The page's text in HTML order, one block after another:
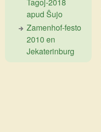
apud Ŝujo
Zamenhof-festo
2010 en
Jekaterinburg